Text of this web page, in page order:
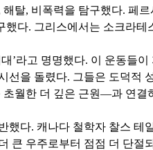
탈, 비폭력을 탐구했다. 페
다. 그리스에서는 소크라
’라고 명명했다. 이 운동들
선을 돌렸다. 그들은 도덕적
월한 더 깊은 근원—과 연결
다. 캐나다 철학자 찰스 테
큰 우주로부터 점점 더 단